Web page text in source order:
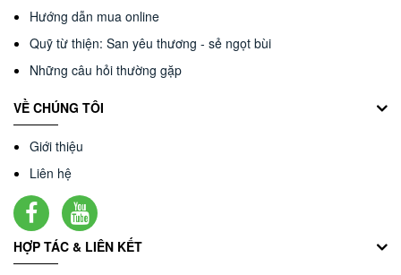
Hướng dẫn mua online
Quỹ từ thiện: San yêu thương - sẻ ngọt bùi
Những câu hỏi thường gặp
VỀ CHÚNG TÔI
Giới thiệu
Liên hệ
HỢP TÁC & LIÊN KẾT